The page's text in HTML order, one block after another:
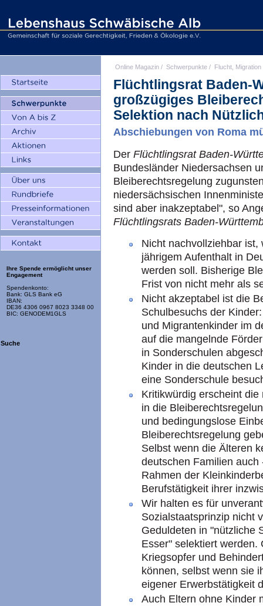
Ihre Spende ermöglicht unser
Engagement
Spendenkonto:
Bank: GLS Bank eG
IBAN:
DE36 4306 0967 8023 3348 00
BIC: GENODEM1GLS
Suche
Online Magazin / Schwerpunkte / Flucht, Migration
Flüchtlingsrat Baden-
großzügiges
Selektion nach
Abschiebungen von Roma
Der Flüchtlingsrat Baden-
Bundesländer Niedersachsen
Bleiberechtsregelung
niedersächsischen
sind aber inakzeptabel", so
Flüchtlingsrats Baden-
Nicht nachvollziehbar
jährigem Aufenthalt in
werden soll. Bisherige
Frist von nicht mehr als
Nicht akzeptabel ist die
Schulbesuchs der
und Migrantenkinder im
auf die mangelnde
in Sonderschulen
Kinder in die deutschen
eine Sonderschule
Kritikwürdig erscheint
in die
und bedingungslose
Bleiberechtsregelung
Selbst wenn die Älteren
deutschen Familien
Rahmen der
Berufstätigkeit ihrer
Wir halten es für
Sozialstaatsprinzip nicht
Geduldeten in "nützliche
Esser" selektiert werden.
Kriegsopfer und
können, selbst wenn sie
eigener Erwerbstätigkeit
Auch Eltern ohne Kinder